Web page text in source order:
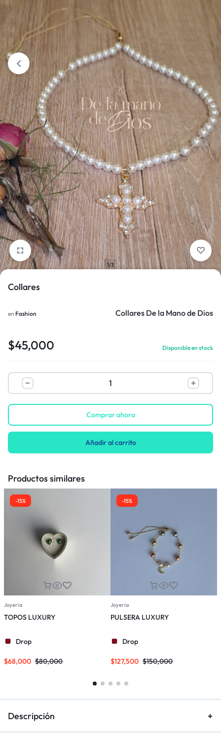
View wishlist
“Camiseta Femenina Tipo T-Shirt Sagrada
Familia Textura” has been added to your wishlist
1/3
Collares
en Fashion Collares De la Mano de Dios
$45,000 Disponible en stock
Añadir al carrito
Comprar ahora
Productos similares
-15%
Joyeria
TOPOS LUXURY
Drop
$68,000 $80,000
-15%
Joyeria
PULSERA LUXURY
Drop
$127,500 $150,000
Descripción